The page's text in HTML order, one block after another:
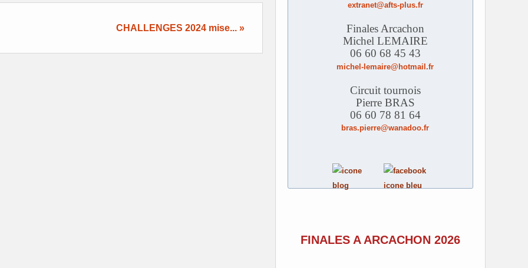
extranet@afts-plus.fr
Finales Arcachon
Michel LEMAIRE
06 60 68 45 43
michel-lemaire@hotmail.fr
Circuit tournois
Pierre BRAS
06 60 78 81 64
bras.pierre@wanadoo.fr
FINALES A ARCACHON 2026
CHALLENGES 2024 mise... »